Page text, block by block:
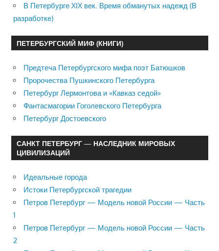
В Петербурге XIX век. Время обманутых надежд (В
разработке)
ПЕТЕРБУРГСКИЙ МИФ (КНИГИ)
Предтеча Петербургского мифа поэт Батюшков
Пророчества Пушкинского Петербурга
Петербург Лермонтова и «Кавказ седой»
Фантасмагории Гоголевского Петербурга
Петербург Достоевского
САНКТ ПЕТЕРБУРГ — НАСЛЕДНИК МИРОВЫХ
ЦИВИЛИЗАЦИЙ
Идеальные города
Истоки Петербургской трагедии
Петров Петербург — Модель новой России — Часть
1
Петров Петербург — Модель новой России — Часть
2